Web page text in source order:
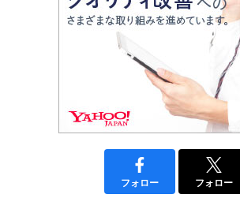
フォロー フォロー